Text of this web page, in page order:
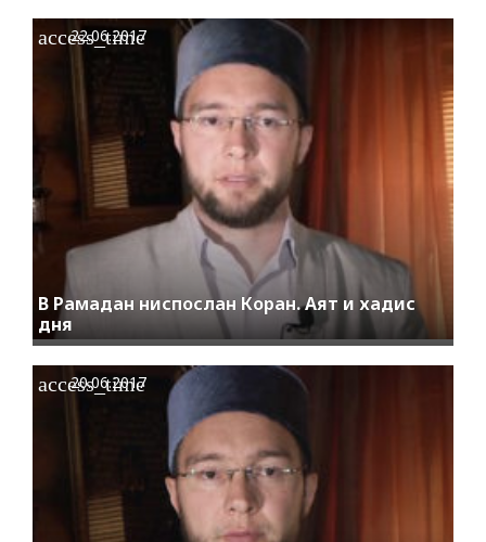
В Рамадан ниспослан Коран. Аят и хадис
дня
access_time
22.06.2017
access_time
20.06.2017